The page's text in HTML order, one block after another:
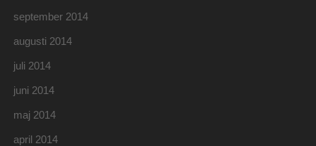
september 2014
augusti 2014
juli 2014
juni 2014
maj 2014
april 2014